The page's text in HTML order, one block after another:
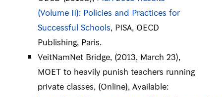
(Volume II): Policies and Practices for
Successful Schools, PISA, OECD
Publishing, Paris.
VeitNamNet Bridge, (2013, March 23),
MOET to heavily punish teachers running
private classes, (Online), Available: